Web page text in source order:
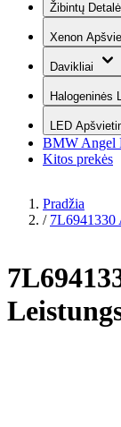
Žibintų
Xenon
Davikliai
Halogeninės
LED
BMW Angel
Kitos prekės
Pradžia
/ 7L6941330